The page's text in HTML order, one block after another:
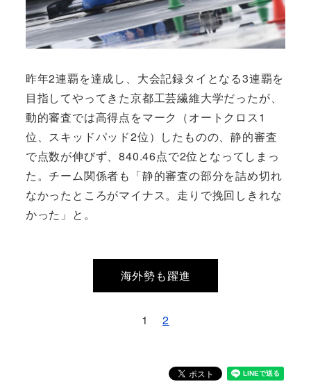
昨年2連覇を達成し、大会記録タイとなる3連覇を
目指してやってきた京都工芸繊維大学だったが、
動的審査では高得点をマーク（オートクロス1
位、スキッドパッド2位）したものの、静的審査
で点数が伸びず、840.46点で2位となってしまっ
た。チーム関係者も「静的審査の部分を詰め切れ
なかったところがマイナス。走りで挽回しきれな
かった」と。
海外勢も躍進
1 2